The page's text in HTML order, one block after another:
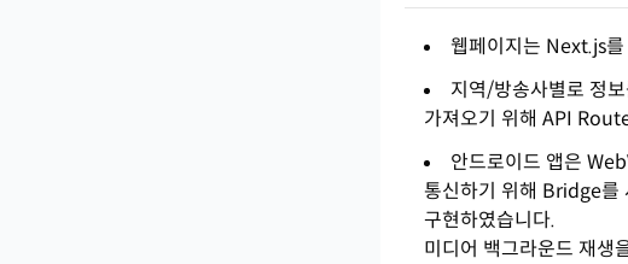
웹페이지는 Next.js
지역/방송사별로 정
가져오기 위해 API
안드로이드 앱은
통신하기 위해 Bridge를
구현하였습니다.
미디어 백그라운드 재생